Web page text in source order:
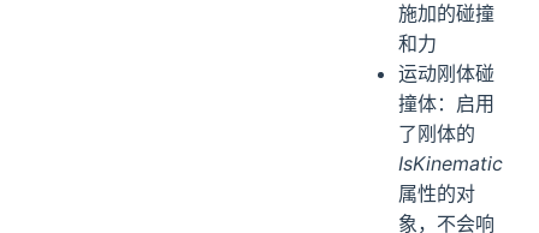
施加的碰撞
和力
运动刚体碰
撞体：启用
了刚体的
IsKinematic
属性的对
象，不会响